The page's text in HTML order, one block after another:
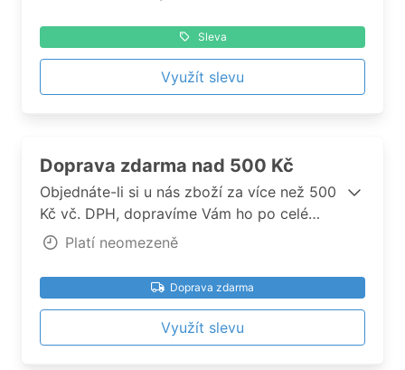
akce Druhá šance můžete získat vybrané
produkty Concept druhé jakosti za
mimořádně výhodné ceny – až s 50%
slevou oproti novým kusům
Sleva
Využít slevu
Doprava zdarma nad 500 Kč
Objednáte-li si u nás zboží za více než 500
Kč vč. DPH, dopravíme Vám ho po celé
České republice zdarma.
Platí neomezeně
Doprava zdarma
Využít slevu